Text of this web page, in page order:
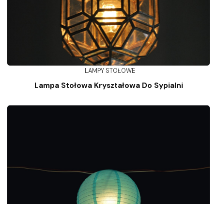
LAMPY STOŁOWE
Lampa Stołowa Kryształowa Do Sypialni